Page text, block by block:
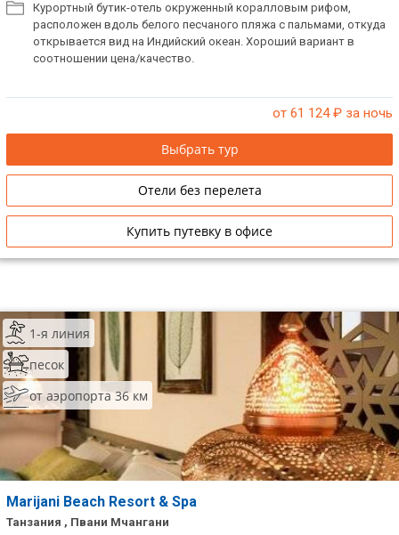
Курортный бутик-отель окруженный коралловым рифом,
расположен вдоль белого песчаного пляжа с пальмами, откуда
открывается вид на Индийский океан. Хороший вариант в
соотношении цена/качество.
от 61 124₽ за ночь
Выбрать тур
Отели без перелета
Купить путевку в офисе
1-я линия
песок
от аэропорта 36 км
Marijani Beach Resort & Spa
Танзания , Пвани Мчангани